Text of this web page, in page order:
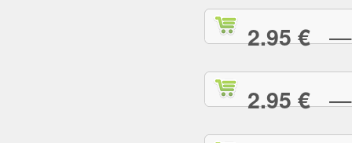
2.95 €—
2.95 €—